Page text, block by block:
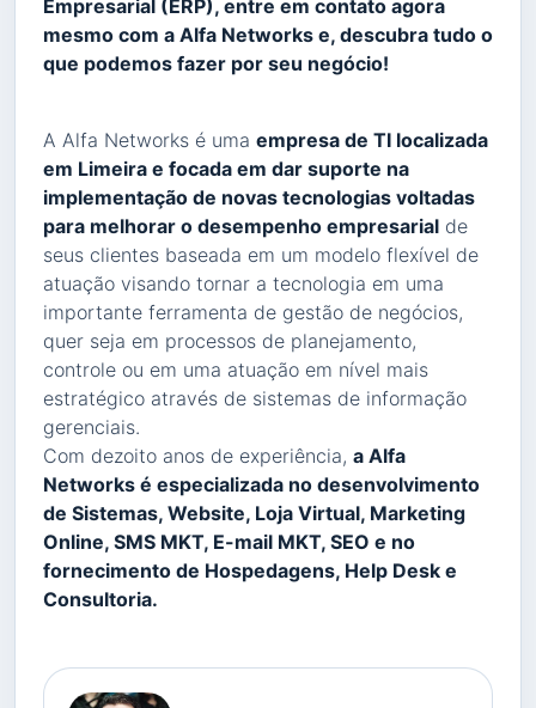
Empresarial (ERP), entre em contato agora
mesmo com a Alfa Networks e, descubra tudo o
que podemos fazer por seu negócio!
A Alfa Networks é uma empresa de TI localizada
em Limeira e focada em dar suporte na
implementação de novas tecnologias voltadas
para melhorar o desempenho empresarial de
seus clientes baseada em um modelo flexível de
atuação visando tornar a tecnologia em uma
importante ferramenta de gestão de negócios,
quer seja em processos de planejamento,
controle ou em uma atuação em nível mais
estratégico através de sistemas de informação
gerenciais.
Com dezoito anos de experiência, a Alfa
Networks é especializada no desenvolvimento
de Sistemas, Website, Loja Virtual, Marketing
Online, SMS MKT, E-mail MKT, SEO e no
fornecimento de Hospedagens, Help Desk e
Consultoria.